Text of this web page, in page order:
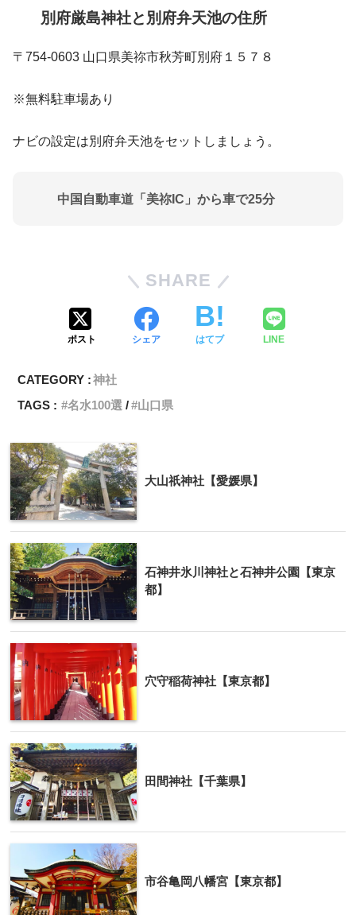
別府厳島神社と別府弁天池の住所
〒754-0603 山口県美祢市秋芳町別府１５７８
※無料駐車場あり
ナビの設定は別府弁天池をセットしましょう。
中国自動車道「美祢IC」から車で25分
SHARE
ポスト シェア はてブ LINE
CATEGORY :神社
TAGS :
名水100選 山口県
大山祇神社【愛媛県】
石神井氷川神社と石神井公園【東京
都】
穴守稲荷神社【東京都】
田間神社【千葉県】
市谷亀岡八幡宮【東京都】